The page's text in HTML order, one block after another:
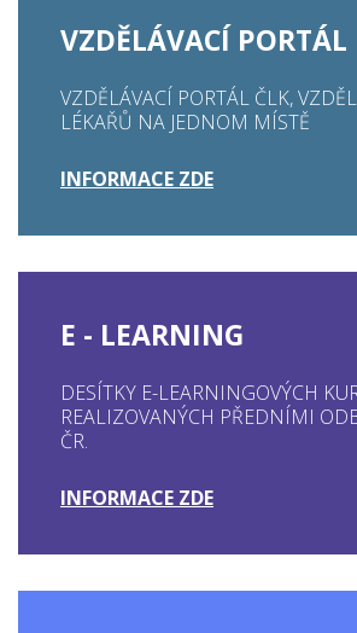
VZDĚLÁVACÍ PORTÁL
VZDĚLÁVACÍ PORTÁL ČLK,
LÉKAŘŮ NA JEDNOM MÍSTĚ
INFORMACE ZDE
E - LEARNING
DESÍTKY E-LEARNINGOVÝCH
REALIZOVANÝCH PŘEDNÍMI
ČR.
INFORMACE ZDE